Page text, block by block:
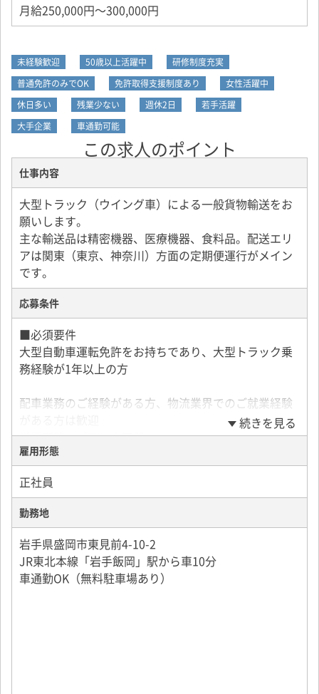
月給250,000円～300,000円
未経験歓迎 50歳以上活躍中
研修制度充実
普通免許のみでOK
免許取得支援制度あり
女性活躍中
休日多い
残業少ない 週休2日
若手活躍
大手企業
車通勤可能
この求人のポイント
仕事内容
大型トラック（ウイング車）による一般貨物輸送をお
願いします。
主な輸送品は精密機器、医療機器、食料品。配送エリ
アは関東（東京、神奈川）方面の定期便運行がメイン
です。
応募条件
■必須要件
大型自動車運転免許をお持ちであり、大型トラック乗
務経験が1年以上の方
配車業務のご経験がある方、物流業界でのご就業経験
学歴不問・ブランク不問
続きを見る
雇用形態
正社員
勤務地
岩手県盛岡市東見前4-10-2
JR東北本線「岩手飯岡」駅から車10分
車通勤OK（無料駐車場あり）